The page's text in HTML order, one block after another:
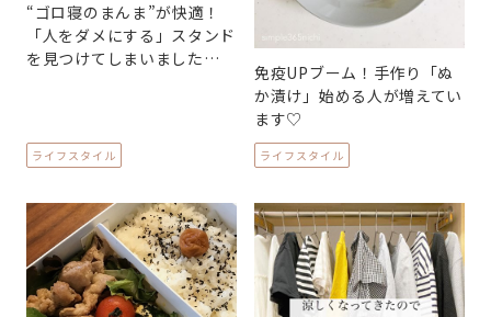
“ゴロ寝のまんま”が快適！
「人をダメにする」スタンド
を見つけてしまいました…
ライフスタイル
免疫UPブーム！手作り「ぬ
か漬け」始める人が増えてい
ます♡
ライフスタイル